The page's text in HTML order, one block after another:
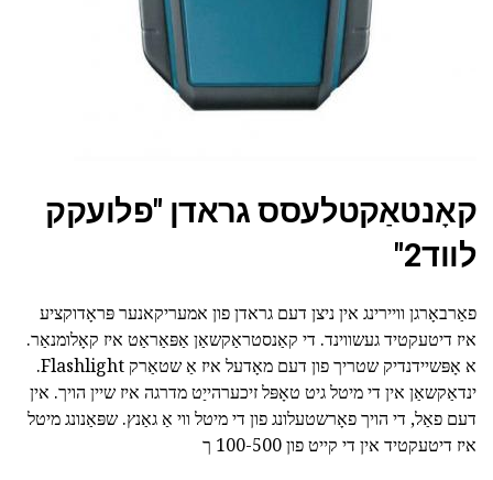
קאָנטאַקטלעסס גראדן "פלועקק
לווד2"
פאַרבאָרגן וויירינג אין ניצן דעם גראדן פון אמעריקאנער פּראָדוקציע
איז דיטעקטיד געשווינד. די קאַנסטראַקשאַן אַפּאַראַט איז קאָלומנאַר.
א אָפּשיידנדיק שטריך פון דעם מאָדעל איז אַ שטאַרק Flashlight.
ינדאַקשאַן אין די מיטל גיט טאָפּל זיכערהייַט מדרגה איז שיין הויך. אין
דעם פאַל, די הויך פאָרשטעלונג פון די מיטל ווי אַ גאַנץ. שפּאַנונג מיטל
איז דיטעקטיד אין די קייט פון 100-500 ך